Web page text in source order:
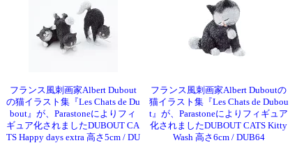
フランス風刺画家Albert Dubout
の猫イラスト集『Les Chats de Du
bout』が、Parastoneによりフィ
ギュア化されましたDUBOUT CA
TS Happy days extra 高さ5cm / DU
フランス風刺画家Albert Duboutの
猫イラスト集『Les Chats de Dubou
t』が、Parastoneによりフィギュア
化されましたDUBOUT CATS Kitty
Wash 高さ6cm / DUB64